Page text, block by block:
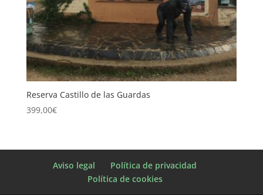
Reserva Castillo de las Guardas
399,00€
Aviso legal
Política de privacidad
Política de cookies